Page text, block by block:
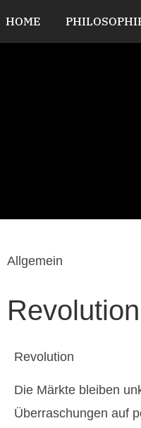
HOME
Allgemein
Revolution
Revolution
Die Märkte bleiben
Überraschungen auf